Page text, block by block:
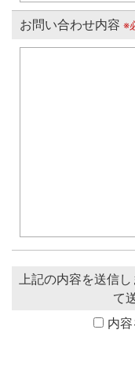
お問い合わせ内容 ※
上記の内容を送信
て
内